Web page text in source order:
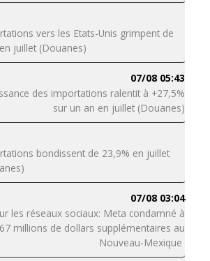
vers les Etats-Unis grimpent de
juillet (Douanes)
07/08 05:43
des importations ralentit à +27,5%
sur un an en juillet (Douanes)
bondissent de 23,9% en juillet
07/08 03:04
les réseaux sociaux: Meta condamné à
millions de dollars supplémentaires au
Nouveau-Mexique